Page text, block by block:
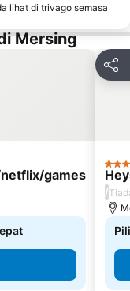
lihat di trivago semasa
Mersing
games 3
/